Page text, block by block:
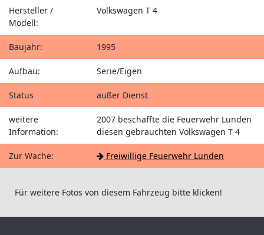
Hersteller /
Modell:
Volkswagen T 4
Baujahr: 1995
Aufbau: Serie/Eigen
Status außer Dienst
weitere
Information:
2007 beschaffte die Feuerwehr Lunden
diesen gebrauchten Volkswagen T 4
Zur Wache: Freiwillige Feuerwehr Lunden
Für weitere Fotos von diesem Fahrzeug bitte klicken!